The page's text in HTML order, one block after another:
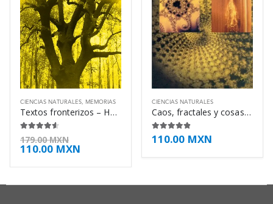
CIENCIAS NATURALES, MEMORIAS
Textos fronterizos – Horacio Quiroga
4.50 de 5
179.00MXN
110.00 MXN
CIENCIAS NATURALES
Caos, fractales y cosas raras – Eliezer Braun
4.75de 5
110.00 MXN